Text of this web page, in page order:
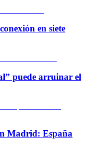
en siete
puede arruinar el
Madrid: España